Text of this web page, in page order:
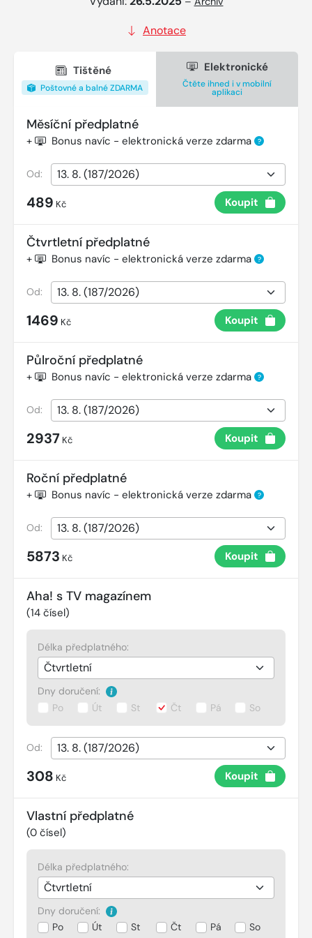
Anotace
Tištěné
Poštovné a balné ZDARMA
Elektronické
Čtěte ihned i v mobilní
aplikaci
Měsíční předplatné
+ Bonus navíc - elektronická verze zdarma ?
Od:
489 Kč Koupit
Čtvrtletní předplatné
+ Bonus navíc - elektronická verze zdarma ?
Od:
1469 Kč Koupit
Půlroční předplatné
+ Bonus navíc - elektronická verze zdarma ?
Od:
2937 Kč Koupit
Roční předplatné
+ Bonus navíc - elektronická verze zdarma ?
Od:
5873 Kč Koupit
Aha! s TV magazínem
(14 čísel)
Délka předplatného:
Dny doručení:
Po
Út St Čt Pá So
Od:
308 Kč Koupit
Vlastní předplatné
(0 čísel)
Délka předplatného:
Dny doručení:
Po
Út St Čt Pá So